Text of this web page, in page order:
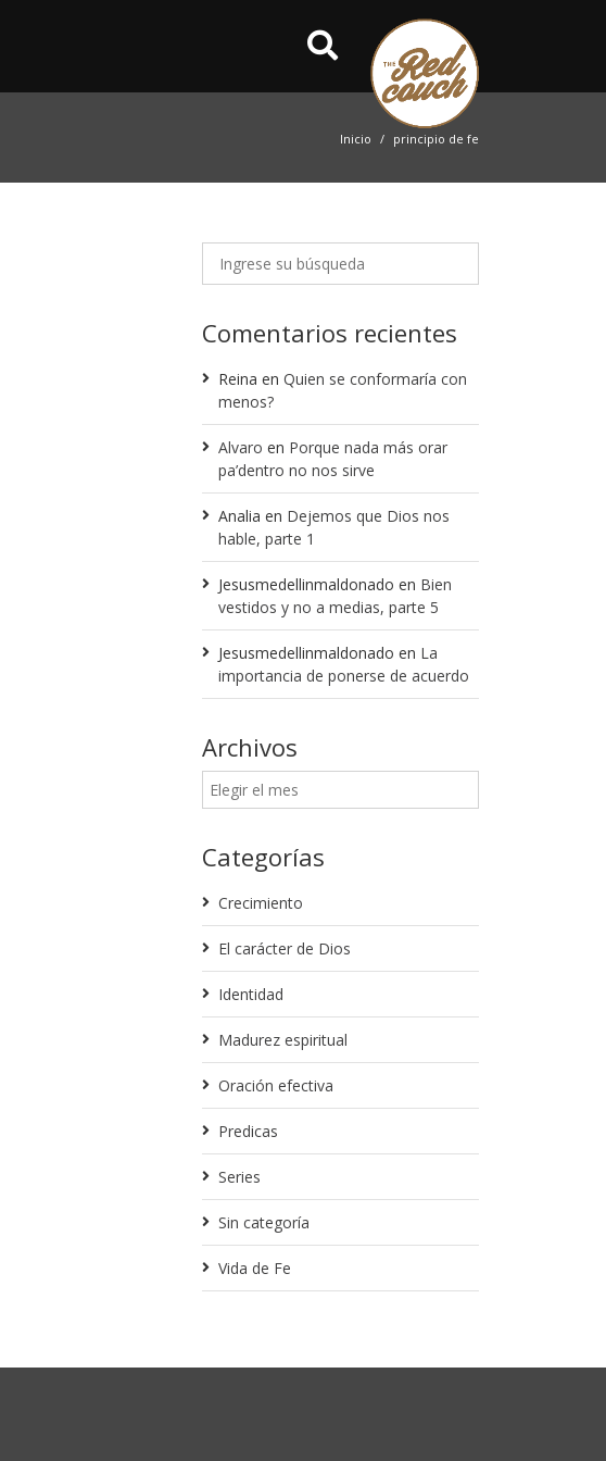
Inicio principio de fe
Comentarios recientes
Reina en Quien se conformaría con
menos?
Alvaro en Porque nada más orar
pa’dentro no nos sirve
Analia en Dejemos que Dios nos
hable, parte 1
Jesusmedellinmaldonado en Bien
vestidos y no a medias, parte 5
Jesusmedellinmaldonado en La
importancia de ponerse de acuerdo
Archivos
Categorías
Crecimiento
El carácter de Dios
Identidad
Madurez espiritual
Oración efectiva
Predicas
Series
Sin categoría
Vida de Fe